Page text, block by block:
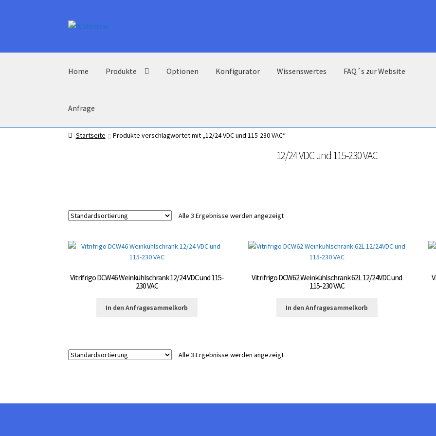
Zur
Zum
Home Produkte Optionen Konfigurator Wissenswertes FAQ´s zur Website
Anfrage
Startseite Produkte verschlagwortet mit „12/24 VDC und 115-230 VAC“
12/24 VDC und 115-230 VAC
Alle 3 Ergebnisse werden angezeigt
Vitrifrigo DCW46 Weinkühlschrank 12/24 VDC und 115-
230 VAC
In den Anfragesammelkorb
Vitrifrigo DCW62 Weinkühlschrank 62L 12/24VDC und
115-230 VAC
In den Anfragesammelkorb
Alle 3 Ergebnisse werden angezeigt